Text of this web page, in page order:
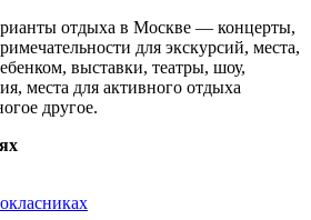
отдыха в Москве — концерты,
для экскурсий, места,
выставки, театры, шоу,
места для активного отдыха
другое.